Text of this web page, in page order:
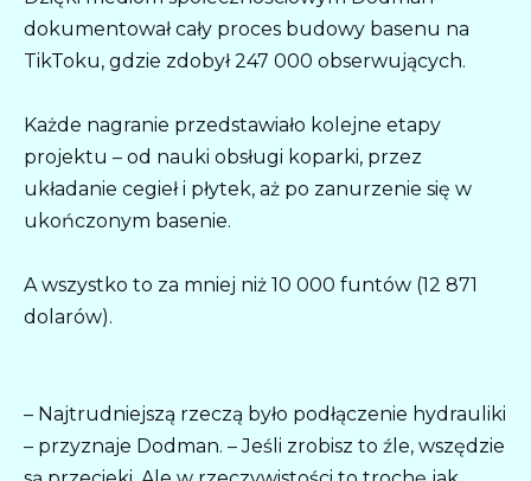
dokumentował cały proces budowy basenu na
TikToku, gdzie zdobył 247 000 obserwujących.
Każde nagranie przedstawiało kolejne etapy
projektu – od nauki obsługi koparki, przez
układanie cegieł i płytek, aż po zanurzenie się w
ukończonym basenie.
A wszystko to za mniej niż 10 000 funtów (12 871
dolarów).
– Najtrudniejszą rzeczą było podłączenie hydrauliki
– przyznaje Dodman. – Jeśli zrobisz to źle, wszędzie